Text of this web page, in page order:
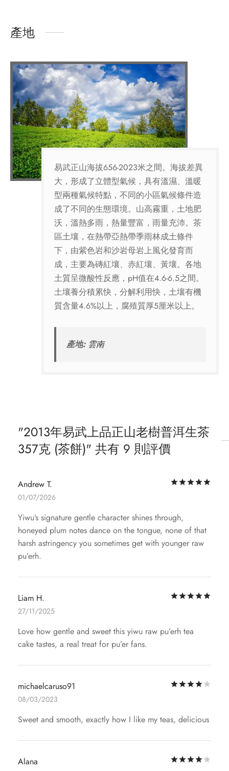
產地
易武正山海拔656-2023米之間。海拔差異
大，形成了立體型氣候，具有溫濕、溫暖
型兩種氣候特點，不同的小區氣候條件造
成了不同的生態環境。山高霧重，土地肥
沃，溫熱多雨，熱量豐富，雨量充沛。茶
區土壤，在熱帶亞熱帶季雨林成土條件
下，由紫色岩和沙岩母岩上風化發育而
成，主要為磚紅壤、赤紅壤、黃壤。各地
土質呈微酸性反應，pH值在4.6-6.5之間。
土壤養分積累快，分解利用快，土壤有機
質含量4.6%以上，腐殖質厚5厘米以上。
產地: 雲南
2013年易武上品正山老樹普洱生茶
357克 (茶餅) 共有 9 則評價
Andrew T.
01/07/2026
Yiwu’s signature gentle character shines through,
honeyed plum notes dance on the tongue, none of that
harsh astringency you sometimes get with younger raw
pu’erh.
Liam H.
27/11/2025
Love how gentle and sweet this yiwu raw pu’erh tea
cake tastes, a real treat for pu’er fans.
michaelcaruso91
08/03/2023
Sweet and smooth, exactly how I like my teas, delicious
Alana